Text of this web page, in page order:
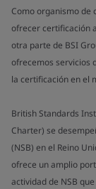
Como organismo de
ofrecer certificación
otra parte de BSI
ofrecemos servicios
la certificación en el
British Standards
Charter) se
(NSB) en el Reino
ofrece un amplio
actividad de NSB